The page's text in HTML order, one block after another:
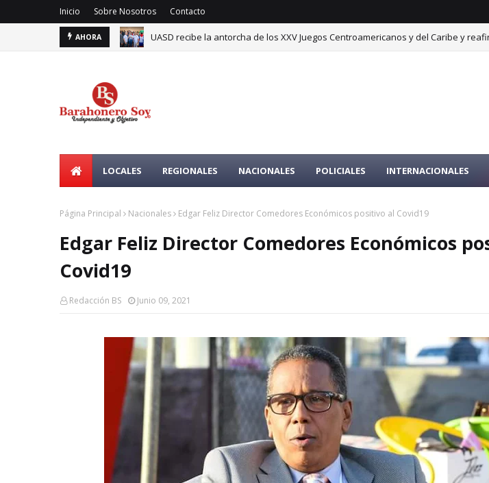
Inicio Sobre Nosotros Contacto
AHORA UASD recibe la antorcha de los XXV Juegos Centroamericanos y del Caribe y
LOCALES REGIONALES NACIONALES POLICIALES INTERNACIONALES
Página Principal Nacionales Edgar Feliz Director Comedores Económicos positivo al Covid19
Edgar Feliz Director Comedores Económicos
Covid19
Redacción BS Junio 09, 2021